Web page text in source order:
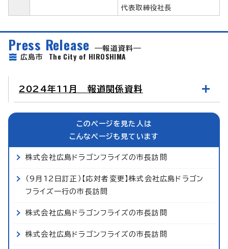
代表取締役社長
Press Release
報道資料
広島市 The City of HIROSHIMA
2024年11月 報道関係資料
このページを見た人は
こんなページも見ています
株式会社広島ドラゴンフライズの市長訪問
（9月12日訂正）【応対者変更】株式会社広島ドラゴン
フライズ一行の市長訪問
株式会社広島ドラゴンフライズの市長訪問
株式会社広島ドラゴンフライズの市長訪問